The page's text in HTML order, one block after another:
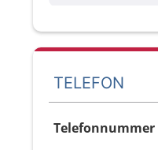
TELEFON
Telefonnummer